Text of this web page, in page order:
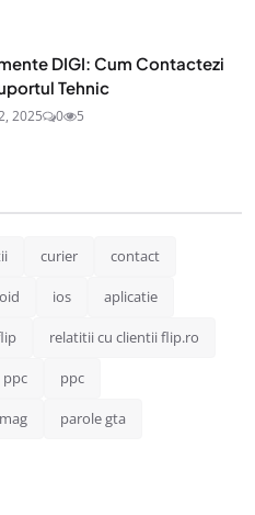
DIGI: Cum Contactezi
Tehnic
2025 0 5
curier contact
ios aplicatie
relatitii cu clientii flip.ro
ppc
parole gta